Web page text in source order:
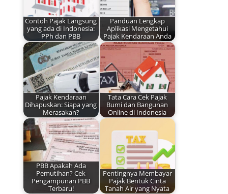
Contoh Pajak Langsung
yang ada di Indonesia:
PPh dan PBB
Panduan Lengkap
Aplikasi Mengetahui
Pajak Kendaraan Anda
Pajak Kendaraan
Dihapuskan: Siapa yang
Merasakan?
Tata Cara Cek Pajak
Bumi dan Bangunan
Online di Indonesia
PBB Apakah Ada
Pemutihan? Cek
Pengampunan PBB
Terbaru!
Pentingnya Membayar
Pajak Bentuk Cinta
Tanah Air yang Nyata